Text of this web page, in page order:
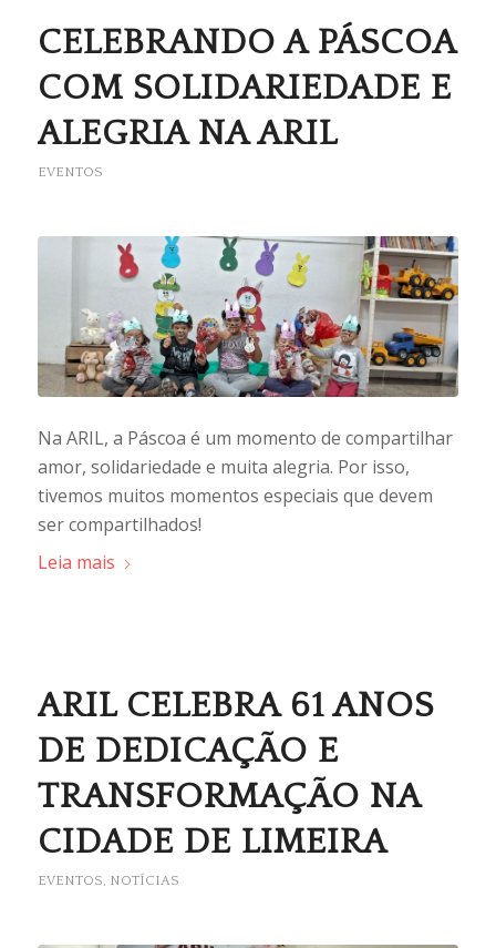
CELEBRANDO A PÁSCOA
COM SOLIDARIEDADE E
ALEGRIA NA ARIL
EVENTOS
Na ARIL, a Páscoa é um momento de compartilhar
amor, solidariedade e muita alegria. Por isso,
tivemos muitos momentos especiais que devem
ser compartilhados!
Leia mais
ARIL CELEBRA 61 ANOS
DE DEDICAÇÃO E
TRANSFORMAÇÃO NA
CIDADE DE LIMEIRA
EVENTOS NOTÍCIAS